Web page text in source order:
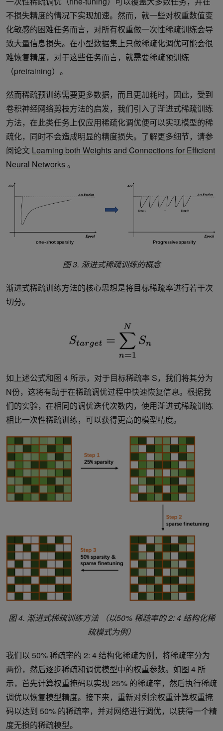
不损失精度的情况下实现加速。然而，就一些对权重数值变
化敏感的困难任务而言，对所有权重做一次性稀疏训练会导
致大量信息损失。在小型数据集上只做稀疏化调优可能会很
难恢复精度，对于这些任务而言，就需要稀疏预训练
（pretraining）。
然而稀疏预训练需要更多数据，而且更加耗时。因此，受到
卷积神经网络剪枝方法的启发，我们引入了渐进式稀疏训练
方法，在此类任务上仅应用稀疏化调优便可以实现模型的稀
疏化，同时不会造成明显的精度损失。了解更多细节，请参
阅论文 Learning both Weights and Connections for Efficient
Neural Networks。
图 3. 渐进式稀疏训练的概念
渐进式稀疏训练方法的核心思想是将目标稀疏率进行若干次
切分。
如上述公式和图 4 所示，对于目标稀疏率 S，我们将其分为
N份，这将有助于在稀疏调优过程中快速恢复信息。根据我
们的实验，在相同的调优迭代次数内，使用渐进式稀疏训练
相比一次性稀疏训练，可以获得更高的模型精度。
图 4. 渐进式稀疏训练方法 （以50% 稀疏率的 2: 4 结构化稀
疏模式为例）
我们以 50% 稀疏率的 2: 4 结构化稀疏为例，将稀疏率分为
两份，然后逐步稀疏和调优模型中的权重参数。如图 4 所
示，首先计算权重掩码以实现 25% 的稀疏率，然后执行稀疏
调优以恢复模型精度。接下来，重新对剩余权重计算权重掩
码以达到 50% 的稀疏率，并对网络进行调优，以获得一个精
度无损的稀疏模型。